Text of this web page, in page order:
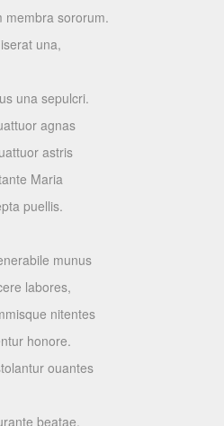
membra sororum.
una,
una sepulcri.
agnas
astris
Maria
puellis.
munus
labores,
nitentes
honore.
ouantes
beatae.